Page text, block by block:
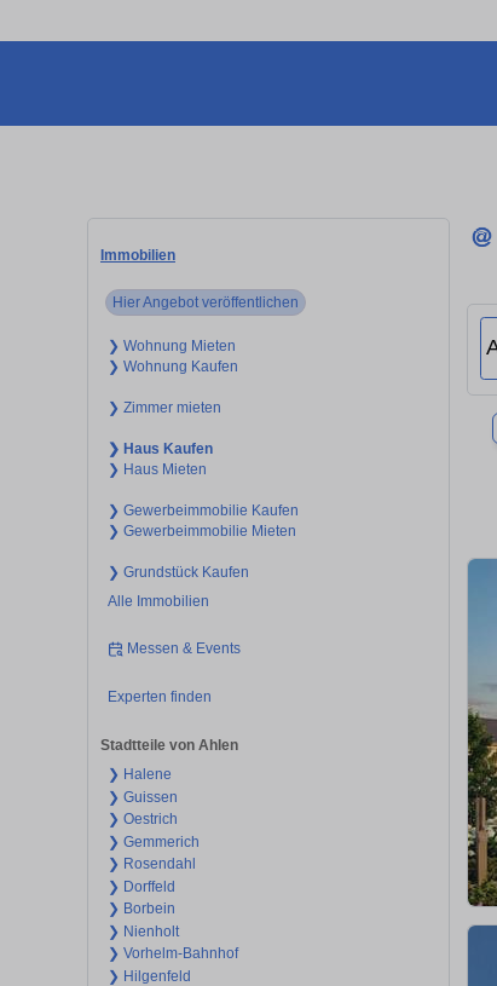
Immobilien
Hier Angebot veröffentlichen
❯ Wohnung Mieten
❯ Wohnung Kaufen
❯ Zimmer mieten
❯ Haus Kaufen
❯ Haus Mieten
❯ Gewerbeimmobilie Kaufen
❯ Gewerbeimmobilie Mieten
❯ Grundstück Kaufen
Alle Immobilien
Messen & Events
Experten finden
Stadtteile von Ahlen
❯ Halene
❯ Guissen
❯ Oestrich
❯ Gemmerich
❯ Rosendahl
❯ Dorffeld
❯ Borbein
❯ Nienholt
❯ Vorhelm-Bahnhof
❯ Hilgenfeld